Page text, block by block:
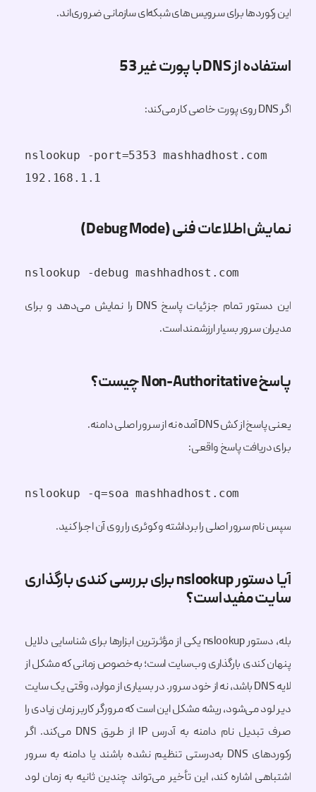
این رکوردها برای سرویس‌های شبکه‌ای سازمانی ضروری‌اند.
استفاده از DNS با پورت غیر 53
اگر DNS روی پورت خاصی کار می‌کند:
nslookup -port=5353 mashhadhost.com
192.168.1.1
نمایش اطلاعات فنی (Debug Mode)
nslookup -debug mashhadhost.com
این دستور تمام جزئیات پاسخ DNS را نمایش می‌دهد و برای
مدیران سرور بسیار ارزشمند است.
پاسخ Non-Authoritative چیست؟
یعنی پاسخ از کش DNS آمده نه از سرور اصلی دامنه.
برای دریافت پاسخ واقعی:
nslookup -q=soa mashhadhost.com
سپس نام سرور اصلی را برداشته و کوئری را روی آن اجرا کنید.
آیا دستور nslookup برای بررسی کندی بارگذاری
سایت مفید است؟
بله، دستور nslookup یکی از مؤثرترین ابزارها برای شناسایی دلایل
پنهان کندی بارگذاری وب‌سایت است؛ به‌خصوص زمانی که مشکل از
لایه DNS باشد، نه از خود سرور. در بسیاری از موارد، وقتی یک سایت
دیر لود می‌شود، ریشه مشکل این است که مرورگر کاربر زمان زیادی را
صرف تبدیل نام دامنه به آدرس IP از طریق DNS می‌کند. اگر
رکوردهای DNS به‌درستی تنظیم نشده باشند یا دامنه به سرور
اشتباهی اشاره کند، این تأخیر می‌تواند چندین ثانیه به زمان لود